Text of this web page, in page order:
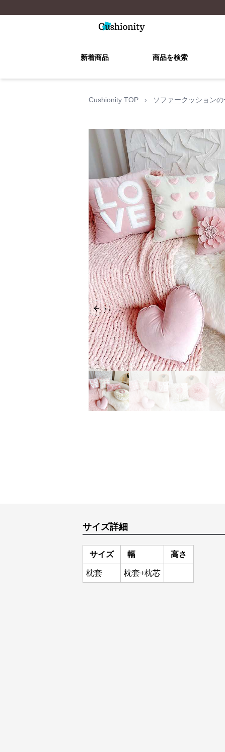
新着商品 商品を検索
Cushionity TOP › ソファークッションの
Previous slide
サイズ詳細
サイズ 幅 高さ
枕套 枕套+枕芯